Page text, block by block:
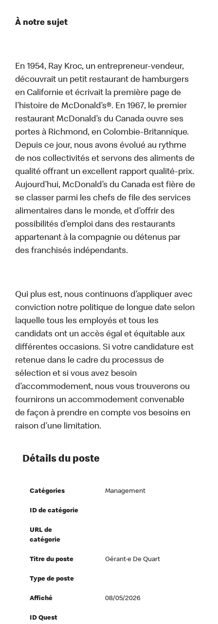
À notre sujet
En 1954, Ray Kroc, un entrepreneur-vendeur,
découvrait un petit restaurant de hamburgers
en Californie et écrivait la première page de
l’histoire de McDonald’s®. En 1967, le premier
restaurant McDonald’s du Canada ouvre ses
portes à Richmond, en Colombie-Britannique.
Depuis ce jour, nous avons évolué au rythme
de nos collectivités et servons des aliments de
qualité offrant un excellent rapport qualité-prix.
Aujourd’hui, McDonald’s du Canada est fière de
se classer parmi les chefs de file des services
alimentaires dans le monde, et d’offrir des
possibilités d’emploi dans des restaurants
appartenant à la compagnie ou détenus par
des franchisés indépendants.
Qui plus est, nous continuons d’appliquer avec
conviction notre politique de longue date selon
laquelle tous les employés et tous les
candidats ont un accès égal et équitable aux
différentes occasions. Si votre candidature est
retenue dans le cadre du processus de
sélection et si vous avez besoin
d’accommodement, nous vous trouverons ou
fournirons un accommodement convenable
de façon à prendre en compte vos besoins en
raison d’une limitation.
Détails du poste
Catégories Management
ID de catégorie
URL de
catégorie
Titre du poste Gérant·e De Quart
Type de poste
Affiché 08/05/2026
ID Quest